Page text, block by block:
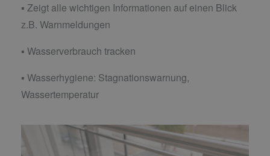
▪ Zeigt alle wichtigen Informationen auf einen Blick
z.B. Warnmeldungen
▪ Wasserverbrauch tracken
▪ Wasserhygiene: Stagnationswarnung,
Wassertemperatur